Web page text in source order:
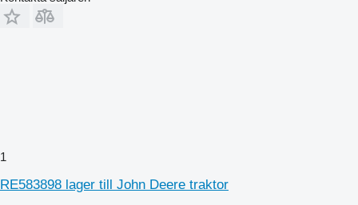
1
RE583898 lager till John Deere traktor